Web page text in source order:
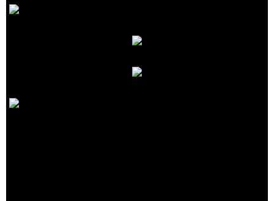
Video´s von uns